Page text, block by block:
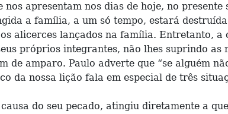
apresentam nos dias de hoje, no
a família, a um só tempo, estará
alicerces lançados na família. Entretanto,
próprios integrantes, não lhes suprindo as
de amparo. Paulo adverte que “se alguém
da nossa lição fala em especial de três
do seu pecado, atingiu diretamente a